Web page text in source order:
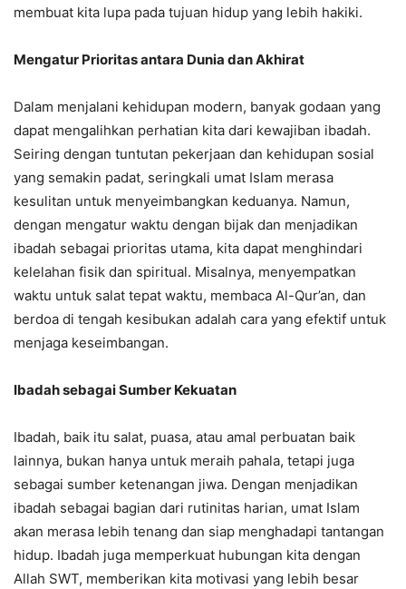
membuat kita lupa pada tujuan hidup yang lebih hakiki.
Mengatur Prioritas antara Dunia dan Akhirat
Dalam menjalani kehidupan modern, banyak godaan yang
dapat mengalihkan perhatian kita dari kewajiban ibadah.
Seiring dengan tuntutan pekerjaan dan kehidupan sosial
yang semakin padat, seringkali umat Islam merasa
kesulitan untuk menyeimbangkan keduanya. Namun,
dengan mengatur waktu dengan bijak dan menjadikan
ibadah sebagai prioritas utama, kita dapat menghindari
kelelahan fisik dan spiritual. Misalnya, menyempatkan
waktu untuk salat tepat waktu, membaca Al-Qur’an, dan
berdoa di tengah kesibukan adalah cara yang efektif untuk
menjaga keseimbangan.
Ibadah sebagai Sumber Kekuatan
Ibadah, baik itu salat, puasa, atau amal perbuatan baik
lainnya, bukan hanya untuk meraih pahala, tetapi juga
sebagai sumber ketenangan jiwa. Dengan menjadikan
ibadah sebagai bagian dari rutinitas harian, umat Islam
akan merasa lebih tenang dan siap menghadapi tantangan
hidup. Ibadah juga memperkuat hubungan kita dengan
Allah SWT, memberikan kita motivasi yang lebih besar